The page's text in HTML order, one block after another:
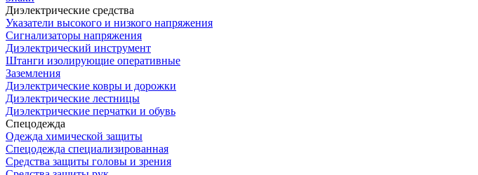
Диэлектрические средства
Указатели высокого и низкого напряжения
Сигнализаторы напряжения
Диэлектрический инструмент
Штанги изолирующие оперативные
Заземления
Диэлектрические ковры и дорожки
Диэлектрические лестницы
Диэлектрические перчатки и обувь
Спецодежда
Одежда химической защиты
Спецодежда специализированная
Средства защиты головы и зрения